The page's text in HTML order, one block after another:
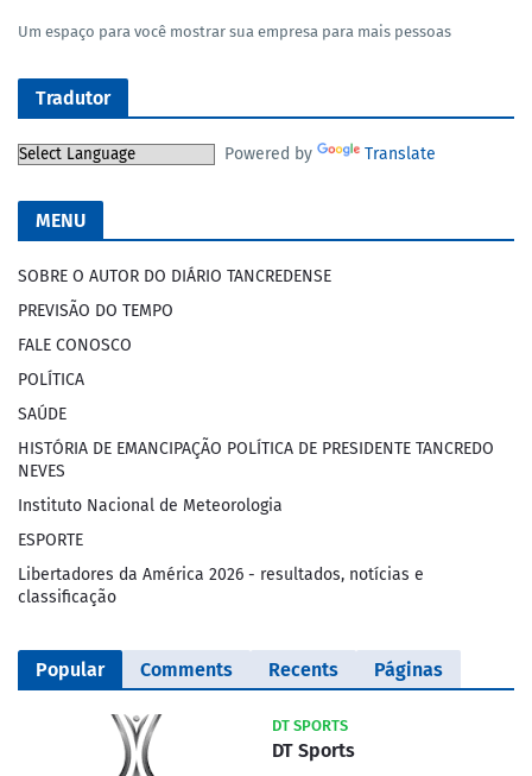
Um espaço para você mostrar sua empresa para mais pessoas
Tradutor
Powered by Translate
MENU
SOBRE O AUTOR DO DIÁRIO TANCREDENSE
PREVISÃO DO TEMPO
FALE CONOSCO
POLÍTICA
SAÚDE
HISTÓRIA DE EMANCIPAÇÃO POLÍTICA DE PRESIDENTE TANCREDO
NEVES
Instituto Nacional de Meteorologia
ESPORTE
Libertadores da América 2026 - resultados, notícias e
classificação
Popular Comments Recents Páginas
DT SPORTS
DT Sports